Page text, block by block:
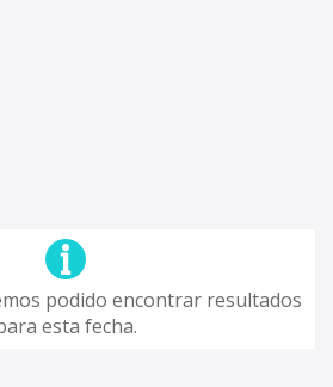
podido encontrar resultados
esta fecha.